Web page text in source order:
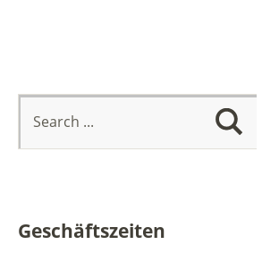
Geschäftszeiten